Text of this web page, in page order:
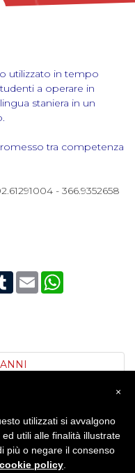
utilizzato in tempo
a operare in
staniera in un
tra competenza
- 366.9352658
TumblrEmail
×
utilizzati si avvalgono
utili alle finalità illustrate
più o negare il consenso
cookie policy